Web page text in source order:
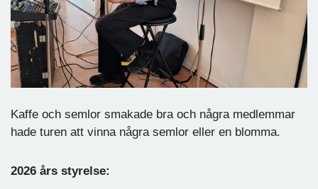
Kaffe och semlor smakade bra och några medlemmar
hade turen att vinna några semlor eller en blomma.
2026 års styrelse: